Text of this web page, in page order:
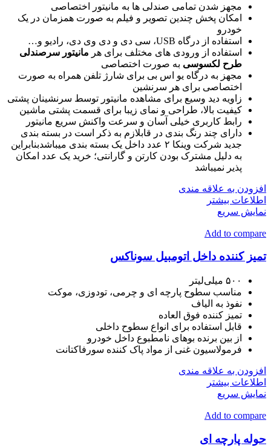
مجهز شدن تمامی صندلی ها به مانیتور اختصاصی
امکان پخش چندین تصویر و فیلم به صورت همزمان در یک
خودرو
استفاده از درگاه USB، سی دی و دی وی دی، رادیو و…
استفاده از ورودی های مختلف برای هر مانیتور سرصندلی
طرح لکسوسی به صورت اختصاصی
مجهز به درگاه یو اس بی برای شارژ تلفن همراه به صورت
اختصاصی برای هر سرنشین
زاویه دید وسیع برای مشاهده مانیتور توسط سرنشینان پشتی
کیفیت بالا، طراحی و نمای زیبا برای قسمت پشتی ماشین
رابط کاربری خیلی آسان و سرعت واکنش سریع مانیتور
دارای چند رنگ بندی در قابلازم به ذکر است در بسته بندی
جدید شرکت وینکا ۲ عدد داخل یک بسته بندی میباشدبنابراین
به دلیل مشترک بودن کارتن و گارانتی؛ خرید یک عدد امکان
پذیر نمیباشد
افزودن به علاقه مندی
اطلاعات بیشتر
نمایش سریع
Add to compare
تمیز کننده داخل اتومبیل سوناکس
۵۰۰ میلی‌لیتر
مناسب سطوح پارچه ای و چرمی، تودوزی، موكت
نفوذ به الیاف
تمیز کننده فوق العاده
قابل استفاده برای انواع سطوح داخلی
از بین برنده بوهای نامطبوع داخل خودرو
فرمولاسیون غنی از مواد پاک کننده سورفاکتانت
افزودن به علاقه مندی
اطلاعات بیشتر
نمایش سریع
Add to compare
حوله پارچه ای